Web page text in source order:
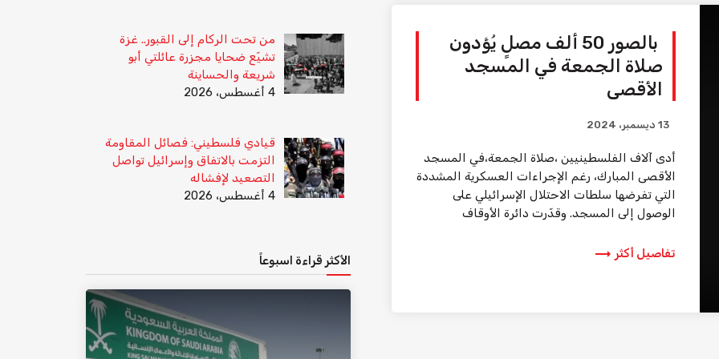
بالصور 50 ألف مصلٍ يُؤدون
صلاة الجمعة في المسجد
الأقصى
13 ديسمبر، 2024
أدى آلاف الفلسطينيين ،صلاة الجمعة،في المسجد
الأقصى المبارك، رغم الإجراءات العسكرية المشددة
التي تفرضها سلطات الاحتلال الإسرائيلي على
الوصول إلى المسجد. وقدّرت دائرة الأوقاف
تفاصيل أكثر trending_flat
من تحت الركام إلى القبور.. غزة
تشيّع ضحايا مجزرة عائلتي أبو
شريعة والحساينة
4 أغسطس، 2026
قيادي فلسطيني: فصائل المقاومة
التزمت بالاتفاق وإسرائيل تواصل
التصعيد لإفشاله
4 أغسطس، 2026
الأكثر قراءة اسبوعاً